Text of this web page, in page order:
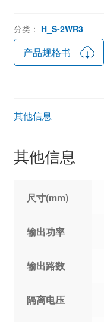
分类： H_S-2WR3
产品规格书
其他信息
其他信息
尺寸(mm)
输出功率
输出路数
隔离电压